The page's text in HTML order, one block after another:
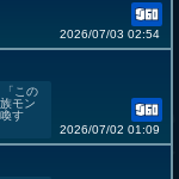
2026/07/03 02:54
「この
モン
す
2026/07/02 01:09